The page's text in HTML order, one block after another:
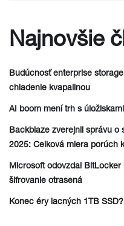
Najnovšie
Budúcnosť enterprise
chladenie kvapalinou
AI boom mení trh s
Backblaze zverejnil správu o
2025: Celková miera porúch
Microsoft odovzdal
šifrovanie otrasená
Konec éry lacných 1TB